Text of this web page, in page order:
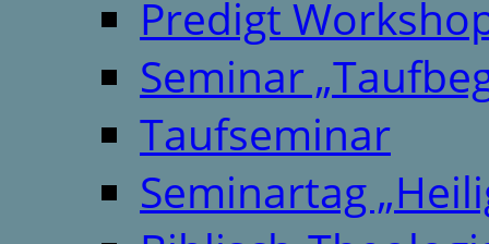
Predigt
Seminar
Taufseminar
Seminartag